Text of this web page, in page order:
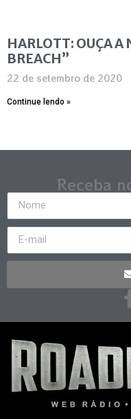
HARLOTT: OUÇA A
BREACH”
22 de setembro de 2020
Continue lendo »
Receba